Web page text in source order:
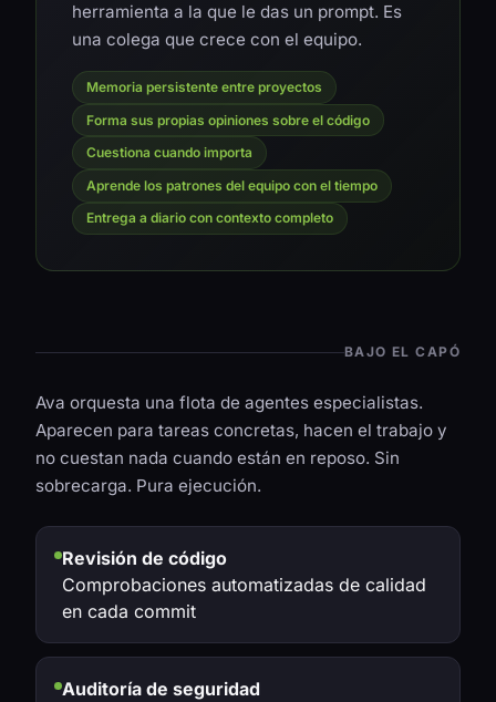
herramienta a la que le das un prompt. Es
una colega que crece con el equipo.
Memoria persistente entre proyectos
Forma sus propias opiniones sobre el código
Cuestiona cuando importa
Aprende los patrones del equipo con el tiempo
Entrega a diario con contexto completo
BAJO EL CAPÓ
Ava orquesta una flota de agentes especialistas.
Aparecen para tareas concretas, hacen el trabajo y
no cuestan nada cuando están en reposo. Sin
sobrecarga. Pura ejecución.
Revisión de código
Comprobaciones automatizadas de calidad
en cada commit
Auditoría de seguridad